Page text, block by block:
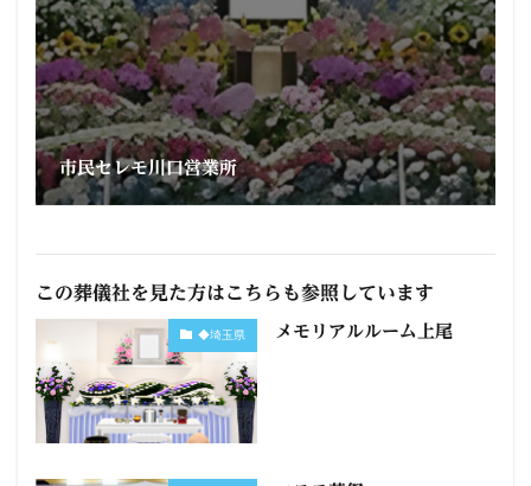
市民セレモ川口営業所
この葬儀社を見た方はこちらも参照しています
◆埼玉県 メモリアルルーム上尾